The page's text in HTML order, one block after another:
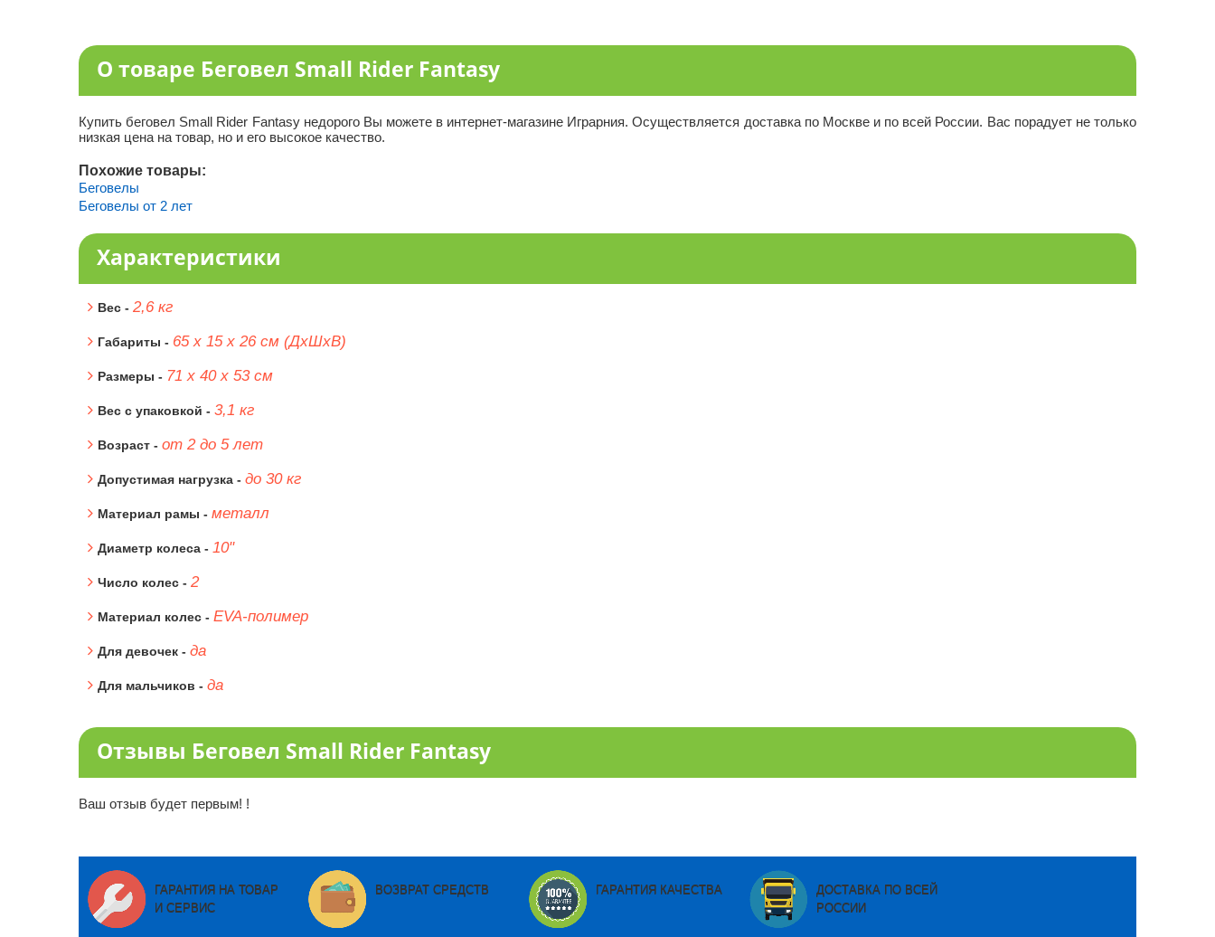
О товаре Беговел Small Rider Fantasy
Купить беговел Small Rider Fantasy недорого Вы можете в интернет-магазине Играрния. Осуществляется доставка по Москве и по всей России. Вас порадует не только
низкая цена на товар, но и его высокое качество.
Похожие товары:
Беговелы
Беговелы от 2 лет
Характеристики
Вес - 2,6 кг
Габариты - 65 х 15 х 26 см (ДхШхВ)
Размеры - 71 х 40 х 53 см
Вес с упаковкой - 3,1 кг
Возраст - от 2 до 5 лет
Допустимая нагрузка - до 30 кг
Материал рамы - металл
Диаметр колеса - 10"
Число колес - 2
Материал колес - EVA-полимер
Для девочек - да
Для мальчиков - да
Отзывы Беговел Small Rider Fantasy
Ваш отзыв будет первым! !
ГАРАНТИЯ НА ТОВАР
И СЕРВИС
ВОЗВРАТ СРЕДСТВ ГАРАНТИЯ КАЧЕСТВА
ДОСТАВКА ПО ВСЕЙ
РОССИИ